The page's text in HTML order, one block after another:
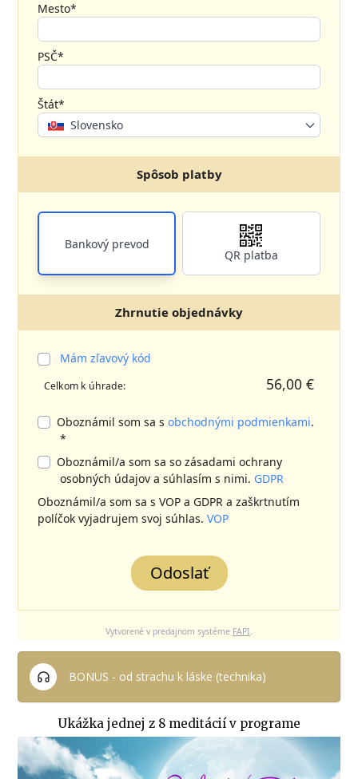
Mesto*
PSČ*
Štát*
Slovensko
Spôsob platby
Bankový prevod
QR platba
Zhrnutie objednávky
Mám zľavový kód
Celkom k úhrade: 56,00 €
Oboznámil som sa sobchodnými podmienkami.
*
Oboznámil/a som sa so zásadami ochrany
osobných údajov a súhlasím s nimi. GDPR
Oboznámil/a som sa s VOP a GDPR a zaškrtnutím
políčok vyjadrujem svoj súhlas.VOP
Odoslať
Vytvorené v predajnom systéme FAPI.
BONUS - od strachu k láske (technika)
Ukážka jednej z 8 meditácií v programe
Video
prehrávač